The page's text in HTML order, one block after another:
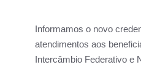
Informamos o novo
atendimentos aos
Intercâmbio Federativo e